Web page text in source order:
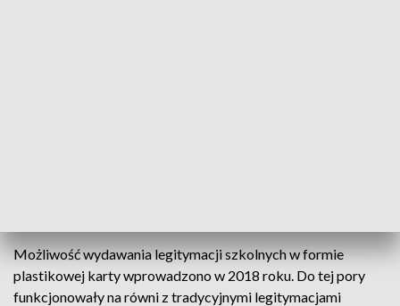
Możliwość wydawania legitymacji szkolnych w formie
plastikowej karty wprowadzono w 2018 roku. Do tej pory
funkcjonowały na równi z tradycyjnymi legitymacjami